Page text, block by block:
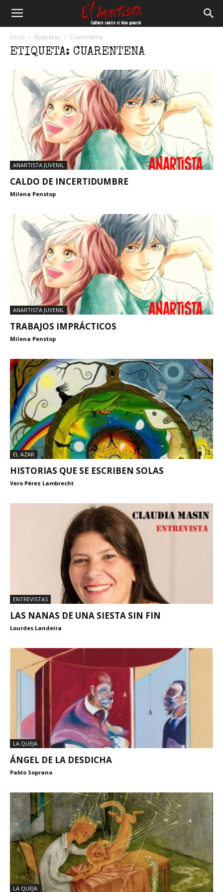
Inicio Etiquetas Cuarentena
ETIQUETA: CUARENTENA
ANARTISTA JUVENIL
CALDO DE INCERTIDUMBRE
Milena Penstop
ANARTISTA JUVENIL
TRABAJOS IMPRÁCTICOS
Milena Penstop
EL AZAR
HISTORIAS QUE SE ESCRIBEN SOLAS
Vero Pérez Lambrecht
ENTREVISTAS
LAS NANAS DE UNA SIESTA SIN FIN
Lourdes Landeira
LA QUEJA
ÁNGEL DE LA DESDICHA
Pablo Soprano
LA QUEJA